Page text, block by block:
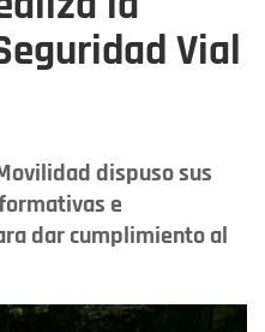
Vial
dispuso sus
e
dar cumplimiento al